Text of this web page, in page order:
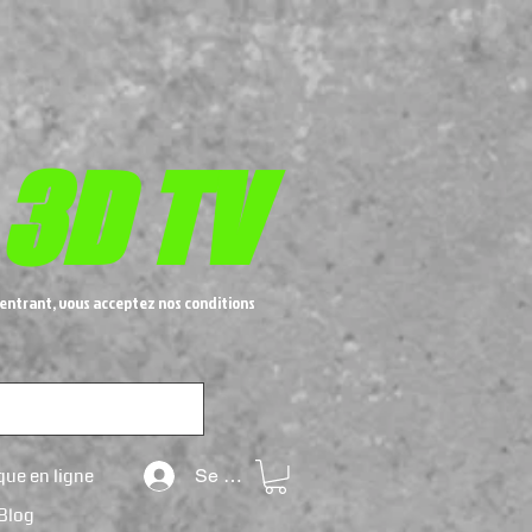
TV
vous acceptez nos conditions
en ligne
Se connecter